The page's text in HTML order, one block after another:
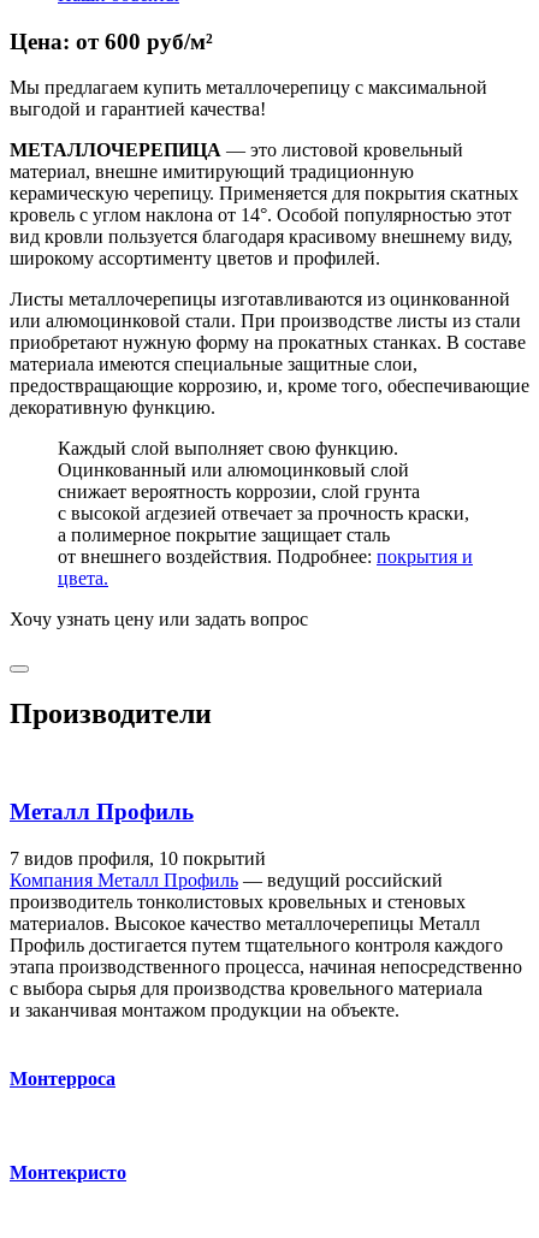
Цена: от 600 руб/м²
Мы предлагаем купить металлочерепицу с максимальной
выгодой и гарантией качества!
МЕТАЛЛОЧЕРЕПИЦА — это листовой кровельный
материал, внешне имитирующий традиционную
керамическую черепицу. Применяется для покрытия скатных
кровель с углом наклона от 14°. Особой популярностью этот
вид кровли пользуется благодаря красивому внешнему виду,
широкому ассортименту цветов и профилей.
Листы металлочерепицы изготавливаются из оцинкованной
или алюмоцинковой стали. При производстве листы из стали
приобретают нужную форму на прокатных станках. В составе
материала имеются специальные защитные слои,
предоствращающие коррозию, и, кроме того, обеспечивающие
декоративную функцию.
Каждый слой выполняет свою функцию.
Оцинкованный или алюмоцинковый слой
снижает вероятность коррозии, слой грунта
с высокой агдезией отвечает за прочность краски,
а полимерное покрытие защищает сталь
от внешнего воздействия. Подробнее: покрытия и
цвета.
Хочу узнать цену или задать вопрос
Производители
Металл Профиль
7 видов профиля, 10 покрытий
Компания Металл Профиль — ведущий российский
производитель тонколистовых кровельных и стеновых
материалов. Высокое качество металлочерепицы Металл
Профиль достигается путем тщательного контроля каждого
этапа производственного процесса, начиная непосредственно
с выбора сырья для производства кровельного материала
и заканчивая монтажом продукции на объекте.
Монтерроса
Монтекристо